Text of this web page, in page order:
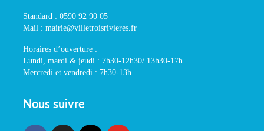
Standard : 0590 92 90 05
Mail : mairie@villetroisrivieres.fr
Horaires d’ouverture :
Lundi, mardi & jeudi : 7h30-12h30/ 13h30-17h
Mercredi et vendredi : 7h30-13h
Nous suivre